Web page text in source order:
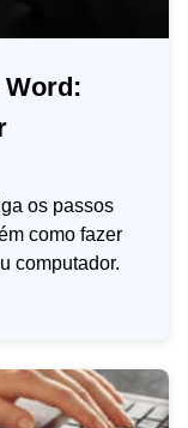
os passos
como fazer
computador.